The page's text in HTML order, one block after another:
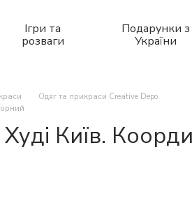
Ігри та
розваги
Подарунки з
України
Одяг та прикраси Creative Depo
Київ.